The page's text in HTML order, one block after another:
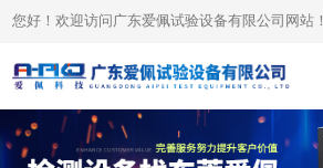
您好！欢迎访问广东爱佩试验设备有限公司网站！